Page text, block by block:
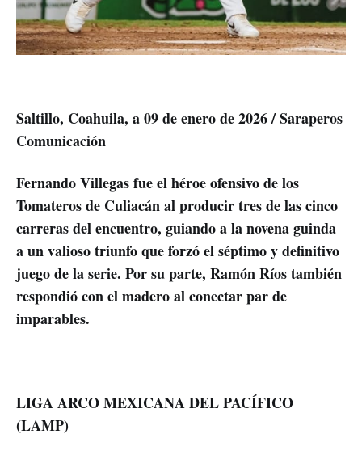
Saltillo, Coahuila, a 09 de enero de 2026 / Saraperos
Comunicación
Fernando Villegas fue el héroe ofensivo de los
Tomateros de Culiacán al producir tres de las cinco
carreras del encuentro, guiando a la novena guinda
a un valioso triunfo que forzó el séptimo y definitivo
juego de la serie. Por su parte, Ramón Ríos también
respondió con el madero al conectar par de
imparables.
LIGA ARCO MEXICANA DEL PACÍFICO
(LAMP)